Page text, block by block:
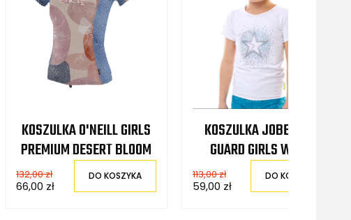
KOSZULKA O'NEILL GIRLS
PREMIUM DESERT BLOOM
132,00 zł
66,00 zł
DO KOSZYKA
KOSZULKA JOBE RASH
GUARD GIRLS WHITE
113,00 zł
59,00 zł
DO KOSZYKA